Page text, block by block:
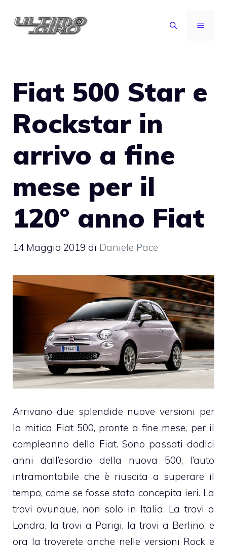
MENU
Fiat 500 Star e
Rockstar in
arrivo a fine
mese per il
120° anno Fiat
14 Maggio 2019 di Daniele Pace
Arrivano due splendide nuove versioni per
la mitica Fiat 500, pronte a fine mese, per il
compleanno della Fiat. Sono passati dodici
anni dall’esordio della nuova 500, l’auto
intramontabile che è riuscita a superare il
tempo, come se fosse stata concepita ieri. La
trovi ovunque, non solo in Italia. La trovi a
Londra, la trovi a Parigi, la trovi a Berlino, e
ora la troverete anche nelle versioni Rock e